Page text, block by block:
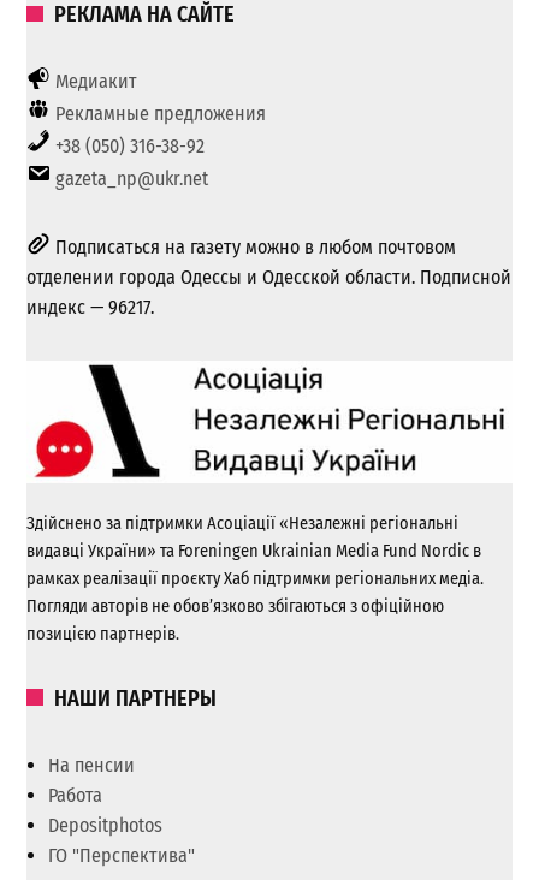
РЕКЛАМА НА САЙТЕ
Медиакит
Рекламные предложения
+38 (050) 316-38-92
gazeta_np@ukr.net
Подписаться на газету можно в любом почтовом
отделении города Одессы и Одесской области. Подписной
индекс — 96217.
Здійснено за підтримки Асоціації «Незалежні регіональні
видавці України» та Foreningen Ukrainian Media Fund Nordic в
рамках реалізації проєкту Хаб підтримки регіональних медіа.
Погляди авторів не обов’язково збігаються з офіційною
позицією партнерів.
НАШИ ПАРТНЕРЫ
На пенсии
Работа
Depositphotos
ГО "Перспектива"